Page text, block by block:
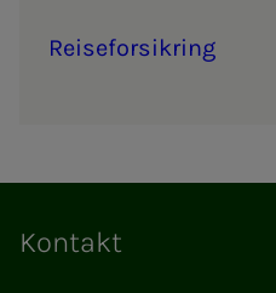
Reise­­­for­­­sik­ring
Kontakt